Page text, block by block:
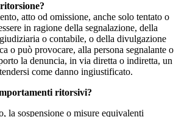
atto od omissione, anche solo tentato o
in ragione della segnalazione, della
o contabile, o della divulgazione
o può provocare, alla persona segnalante o
la denuncia, in via diretta o indiretta, un
come danno ingiustificato.
ritorsivi?
la sospensione o misure equivalenti